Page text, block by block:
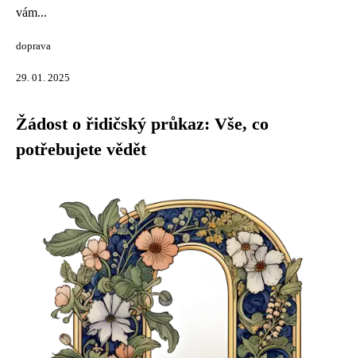
vám...
doprava
29. 01. 2025
Žádost o řidičský průkaz: Vše, co
potřebujete vědět